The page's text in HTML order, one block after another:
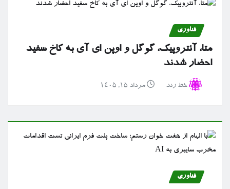
فناوری
متا، آنتروپیک، گوگل و اوپن ای آی به کاخ سفید
احضار شدند
خط رند مرداد ۱۵, ۱۴۰۵
فناوری